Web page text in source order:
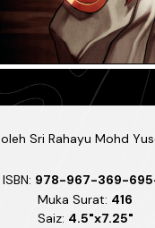
oleh Sri Rahayu Mohd
ISBN: 978-967-369-
Muka Surat: 416
Saiz: 4.5"x7.25"